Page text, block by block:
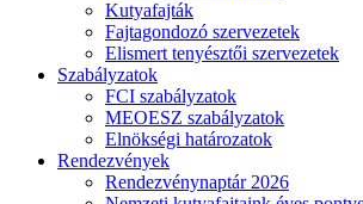
Kutyafajták
Fajtagondozó szervezetek
Elismert tenyésztői szervezetek
Szabályzatok
FCI szabályzatok
MEOESZ szabályzatok
Elnökségi határozatok
Rendezvények
Rendezvénynaptár 2026